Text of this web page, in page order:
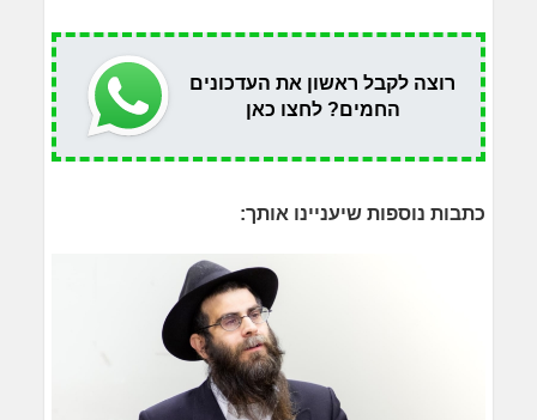
רוצה לקבל ראשון את העדכונים
החמים? לחצו כאן
כתבות נוספות שיעניינו אותך: